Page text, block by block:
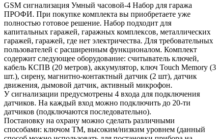
GSM сигнализация Умный часовой-4 Набор для гаража
ПРОФИ. При покупке комплекта вы приобретаете уже
полностью готовое решение. Набор подходит для
капитальных гаражей, гаражных комплексов, металлических
гаражей, гаражей, где нет электричества. Для требовательных
пользователей с расширенным функционалом. Комплект
содержит следующее оборудование: считыватель ключей,
кабель КСПВ (20 метров), аккумулятор, ключ Touch Memory (3
шт.), сирену, магнитно-контактный датчик (2 шт), датчик
движения, дымовой датчик, активный микрофон.
У сигнализации предусмотрены 4 входа для подключения
датчиков. На каждый вход можно подключить до 20-ти
датчиков (подключаются последовательно).
Постановку на охрану можно сделать различными
способами: ключом ТМ, высоким/низким уровнем (данный